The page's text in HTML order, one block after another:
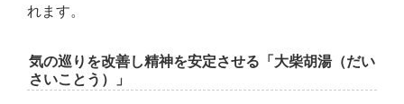
れます。
気の巡りを改善し精神を安定させる「大柴胡湯（だい
さいことう）」